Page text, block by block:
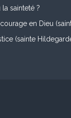
la sainteté ?
en Dieu
(sainte